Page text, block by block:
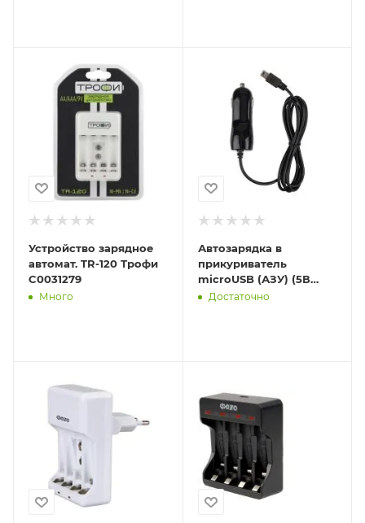
Устройство зарядное
автомат. TR-120 Трофи
C0031279
Много
Автозарядка в
прикуриватель
microUSB (АЗУ) (5В
1000мА) шнур спираль
Достаточно